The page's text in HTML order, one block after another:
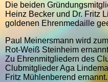
Die beiden
Heinz Becker und Dr. Fritz
goldenen Ehrenmedaille
Paul Meinersmann wird
Rot-Weiß Steinheim
Zu Ehrenmitgliedern des
Clubmitglieder Aga
Fritz Mühlenberend ernannt.